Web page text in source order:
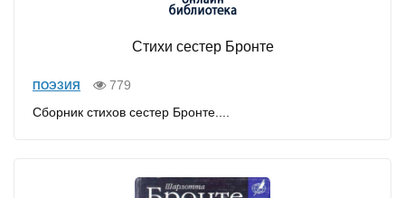
Стихи сестер Бронте
ПОЭЗИЯ
779
Сборник стихов сестер Бронте....